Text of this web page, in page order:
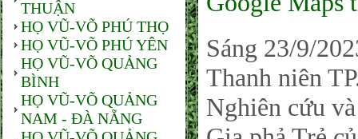
THUẬN
HỌ VŨ-VÕ PHÚ THỌ
HỌ VŨ-VÕ PHÚ YÊN
HỌ VŨ-VÕ QUẢNG
BÌNH
HỌ VŨ-VÕ QUẢNG
NAM - ĐÀ NẴNG
Sáng 23/9/
Thanh niên
Nghiên cứu